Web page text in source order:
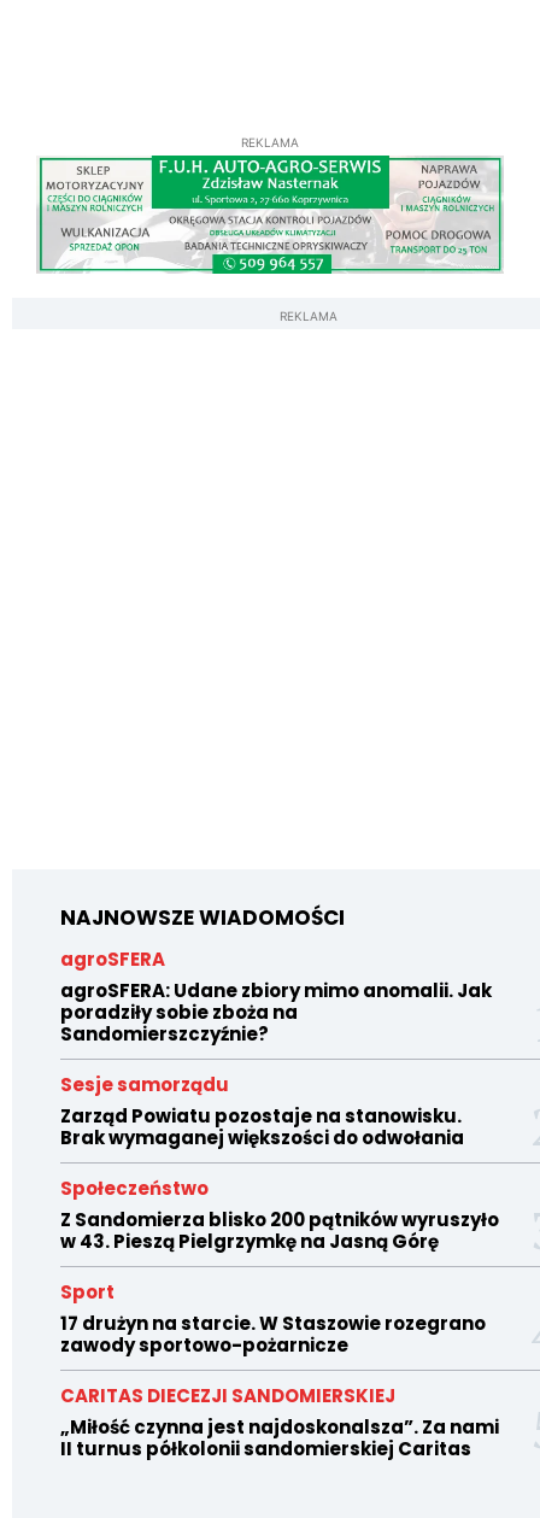
REKLAMA
REKLAMA
NAJNOWSZE WIADOMOŚCI
agroSFERA
agroSFERA: Udane zbiory mimo anomalii. Jak
poradziły sobie zboża na
Sandomierszczyźnie?
Sesje samorządu
Zarząd Powiatu pozostaje na stanowisku.
Brak wymaganej większości do odwołania
Społeczeństwo
Z Sandomierza blisko 200 pątników wyruszyło
w 43. Pieszą Pielgrzymkę na Jasną Górę
Sport
17 drużyn na starcie. W Staszowie rozegrano
zawody sportowo-pożarnicze
CARITAS DIECEZJI SANDOMIERSKIEJ
„Miłość czynna jest najdoskonalsza”. Za nami
II turnus półkolonii sandomierskiej Caritas